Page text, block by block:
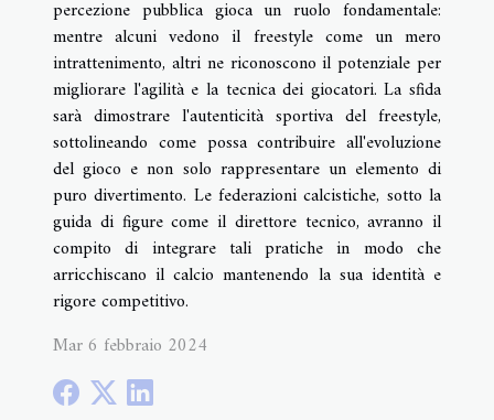
percezione pubblica gioca un ruolo fondamentale:
mentre alcuni vedono il freestyle come un mero
intrattenimento, altri ne riconoscono il potenziale per
migliorare l'agilità e la tecnica dei giocatori. La sfida
sarà dimostrare l'autenticità sportiva del freestyle,
sottolineando come possa contribuire all'evoluzione
del gioco e non solo rappresentare un elemento di
puro divertimento. Le federazioni calcistiche, sotto la
guida di figure come il direttore tecnico, avranno il
compito di integrare tali pratiche in modo che
arricchiscano il calcio mantenendo la sua identità e
rigore competitivo.
Mar 6 febbraio 2024